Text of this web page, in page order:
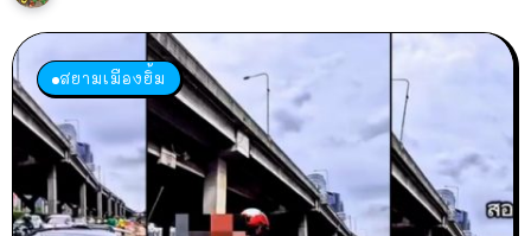
สยามเมืองยิ้ม